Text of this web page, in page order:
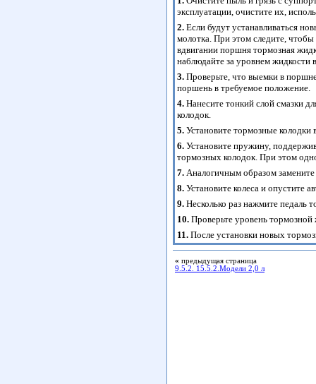
эксплуатации, очистите их,
2. Если будут устанавливаться
молотка. При этом следите,
вдвигании поршня тормозная
наблюдайте за уровнем жидкости
3. Проверьте, что выемки в
поршень в требуемое положение.
4. Нанесите тонкий слой смазки
колодок.
5. Установите тормозные
6. Установите пружину,
тормозных колодок. При этом
7. Аналогичным образом
8. Установите колеса и опустите
9. Несколько раз нажмите педаль
10. Проверьте уровень тормозной
11. После установки новых
« предыдущая страница
9.5.2. 15.5.2.Модели 2,0 л